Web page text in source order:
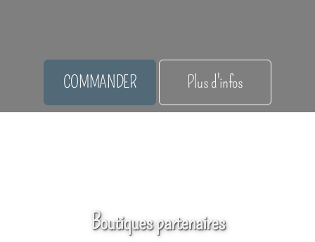
COMMANDER Plus d'infos
Boutiques partenaires